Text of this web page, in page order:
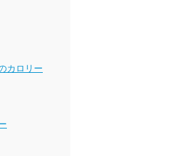
カロリー